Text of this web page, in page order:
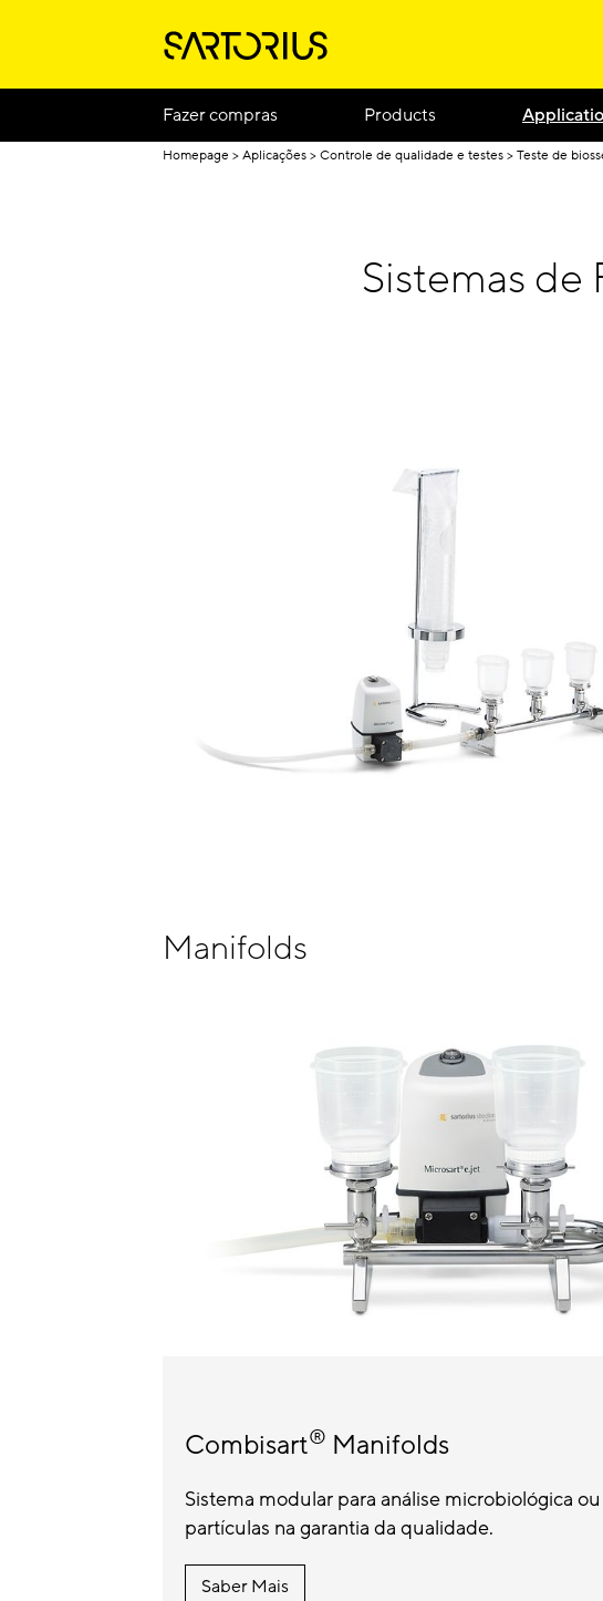
Fazer compras Products
Homepage Aplicações Controle de qualidade e testes Teste de
Sistemas de
Manifolds
Combisart® Manifolds
Sistema modular para análise microbiológica
partículas na garantia da qualidade.
Saber Mais